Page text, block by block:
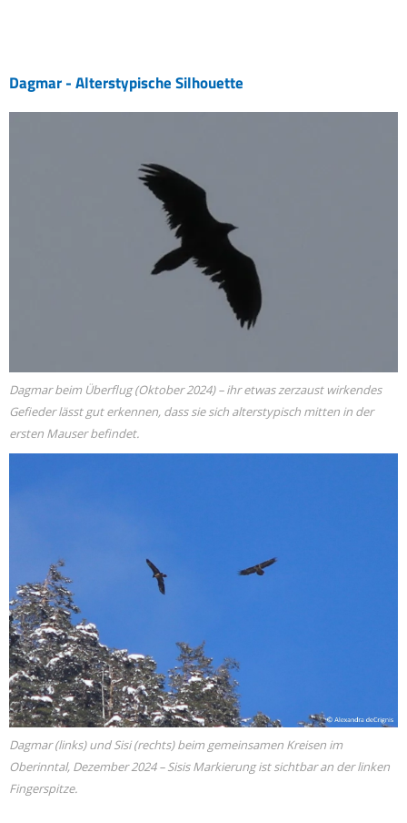
Dagmar - Alterstypische Silhouette
Dagmar beim Überflug (Oktober 2024) – ihr etwas zerzaust wirkendes
Gefieder lässt gut erkennen, dass sie sich alterstypisch mitten in der
ersten Mauser befindet.
Dagmar (links) und Sisi (rechts) beim gemeinsamen Kreisen im
Oberinntal, Dezember 2024 – Sisis Markierung ist sichtbar an der linken
Fingerspitze.